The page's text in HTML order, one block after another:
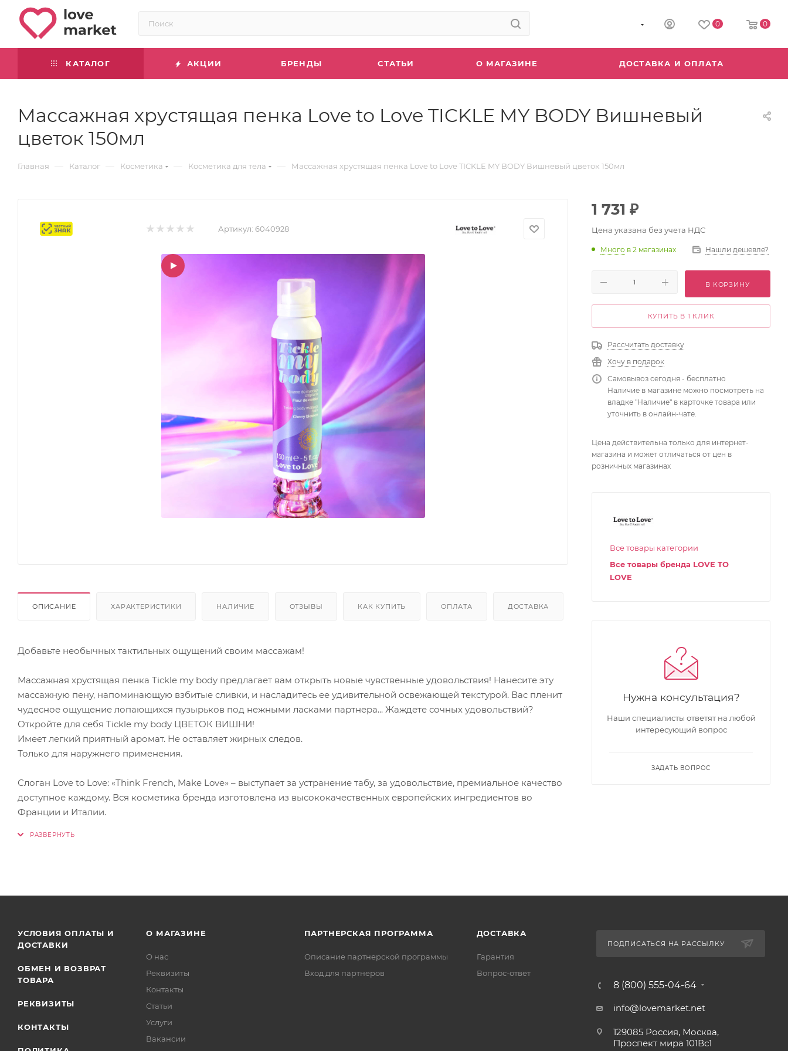
0 0
КАТАЛОГ АКЦИИ БРЕНДЫ СТАТЬИ О МАГАЗИНЕ ДОСТАВКА И ОПЛАТА
Массажная хрустящая пенка Love to Love TICKLE MY BODY Вишневый
цветок 150мл
Главная — Каталог — Косметика — Косметика для тела — Массажная хрустящая пенка Love to Love TICKLE MY BODY Вишневый цветок 150мл
Маркировка Артикул: 6040928
ОПИСАНИЕ ХАРАКТЕРИСТИКИ НАЛИЧИЕ ОТЗЫВЫ КАК КУПИТЬ ОПЛАТА ДОСТАВКА
Добавьте необычных тактильных ощущений своим массажам!
Массажная хрустящая пенка Tickle my body предлагает вам открыть новые чувственные удовольствия! Нанесите эту
массажную пену, напоминающую взбитые сливки, и насладитесь ее удивительной освежающей текстурой. Вас пленит
чудесное ощущение лопающихся пузырьков под нежными ласками партнера... Жаждете сочных удовольствий?
Откройте для себя Tickle my body ЦВЕТОК ВИШНИ!
Имеет легкий приятный аромат. Не оставляет жирных следов.
Только для наружнего применения.
Слоган Love to Love: «Think French, Make Love» – выступает за устранение табу, за удовольствие, премиальное качество
доступное каждому. Вся косметика бренда изготовлена из высококачественных европейских ингредиентов во
Франции и Италии.
1 731 ₽
Цена указана без учета НДС
Много в 2 магазинах Нашли дешевле?
В КОРЗИНУ
КУПИТЬ В 1 КЛИК
Рассчитать доставку
Хочу в подарок
Самовывоз сегодня - бесплатно
Наличие в магазине можно посмотреть на
владке "Наличие" в карточке товара или
уточнить в онлайн-чате.
Цена действительна только для интернет-
магазина и может отличаться от цен в
розничных магазинах
Все товары категории
Все товары бренда LOVE TO
LOVE
Нужна консультация?
Наши специалисты ответят на любой
интересующий вопрос
ЗАДАТЬ ВОПРОС
УСЛОВИЯ ОПЛАТЫ И
ДОСТАВКИ
ОБМЕН И ВОЗВРАТ
ТОВАРА
РЕКВИЗИТЫ
КОНТАКТЫ
О МАГАЗИНЕ
О нас
Реквизиты
Контакты
Статьи
Услуги
Вакансии
ПАРТНЕРСКАЯ ПРОГРАММА
Описание партнерской программы
Вход для партнеров
ДОСТАВКА
Гарантия
Вопрос-ответ
ПОДПИСАТЬСЯ НА РАССЫЛКУ
8 (800) 555-04-64
info@lovemarket.net
129085 Россия, Москва,
Проспект мира 101Вс1